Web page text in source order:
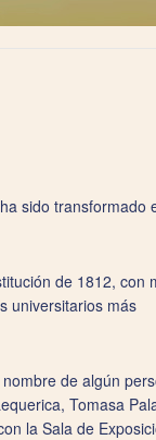
sido transformado
de 1812, con
universitarios más
de algún
Tomasa
la Sala de